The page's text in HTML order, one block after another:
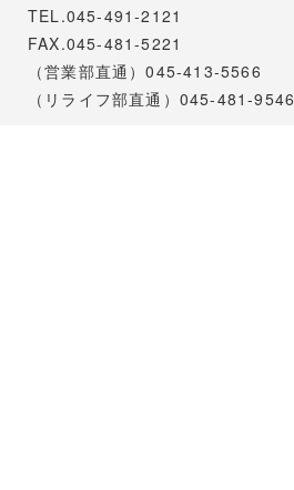
TEL.045-491-2121
FAX.045-481-5221
（営業部直通）045-413-5566
（リライフ部直通）045-481-9546